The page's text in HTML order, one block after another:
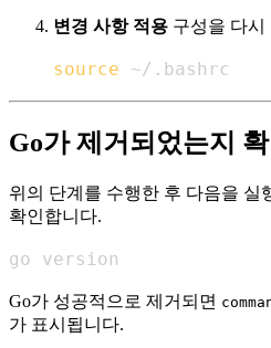
변경 사항 적용 구성을 다시
source ~/.bashrc
Go가 제거되었는지
위의 단계를 수행한 후 다음을 실
확인합니다.
go version
Go가 성공적으로 제거되면
가 표시됩니다.